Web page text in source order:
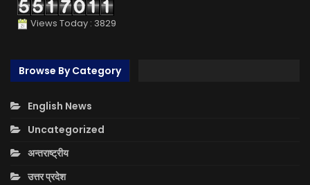
Views Today : 3829
Browse By Category
English News
Uncategorized
अन्तराष्ट्रीय
उत्तर प्रदेश